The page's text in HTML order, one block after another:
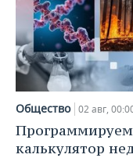
Общество 02 авг,
калькулятор